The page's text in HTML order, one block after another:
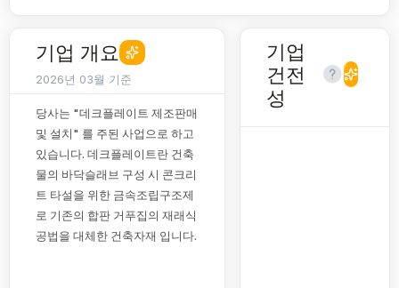
기업 개요
2026년 03월 기준
당사는 "데크플레이트 제조판매
및 설치" 를 주된 사업으로 하고
있습니다. 데크플레이트란 건축
물의 바닥슬래브 구성 시 콘크리
트 타설을 위한 금속조립구조제
로 기존의 합판 거푸집의 재래식
공법을 대체한 건축자재 입니다.
기업
건전
성